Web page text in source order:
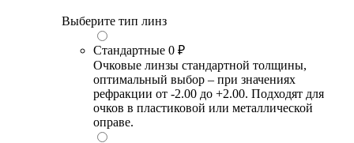
Выберите тип линз
Стандартные 0 ₽
Очковые линзы стандартной толщины,
оптимальный выбор – при значениях
рефракции от -2.00 до +2.00. Подходят для
очков в пластиковой или металлической
оправе.